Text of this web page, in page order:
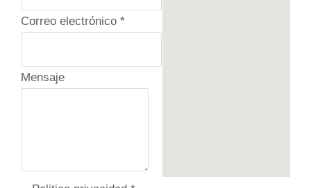
m
p
o
c
Correo electrónico *
Mensaje